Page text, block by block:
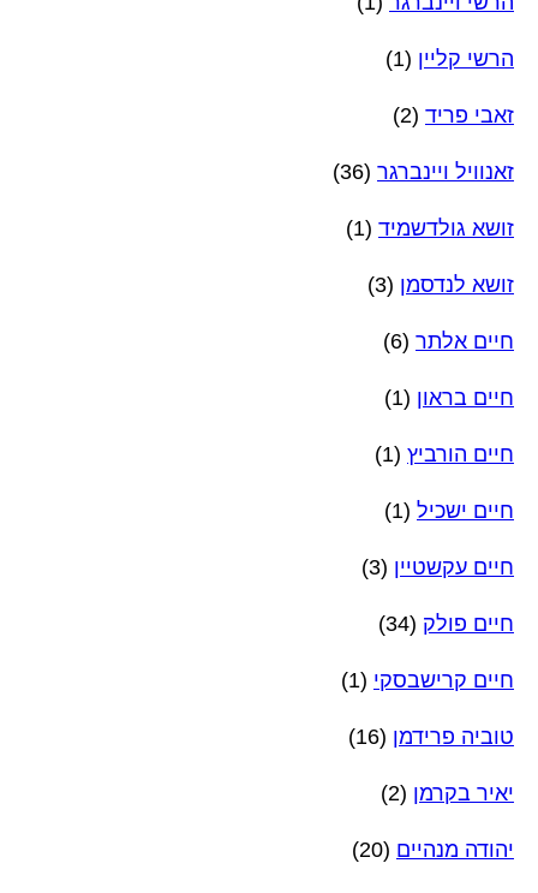
הרשי קליין (1)
זאבי פריד (2)
זאנוויל ויינברגר (36)
זושא גולדשמיד (1)
זושא לנדסמן (3)
חיים אלתר (6)
חיים בראון (1)
חיים הורביץ (1)
חיים ישכיל (1)
חיים עקשטיין (3)
חיים פולק (34)
חיים קרישבסקי (1)
טוביה פרידמן (16)
יאיר בקרמן (2)
יהודה מנהיים (20)